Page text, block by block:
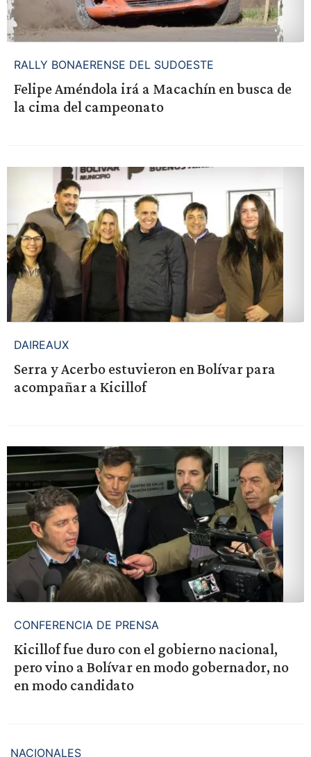
RALLY BONAERENSE DEL SUDOESTE
Felipe Améndola irá a Macachín en busca de
la cima del campeonato
DAIREAUX
Serra y Acerbo estuvieron en Bolívar para
acompañar a Kicillof
CONFERENCIA DE PRENSA
Kicillof fue duro con el gobierno nacional,
pero vino a Bolívar en modo gobernador, no
en modo candidato
NACIONALES